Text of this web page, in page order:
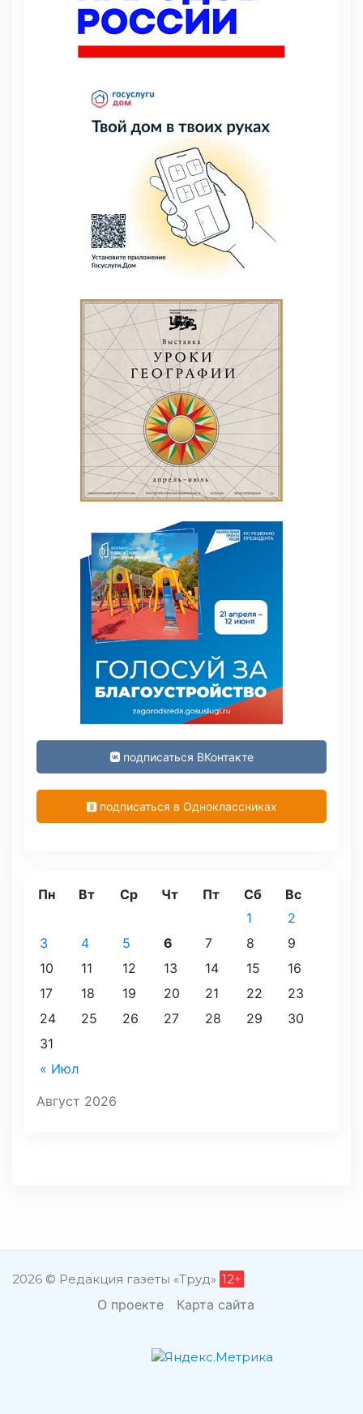
подписаться ВКонтакте
подписаться в Одноклассниках
Август 2026
Пн Вт Ср Чт Пт Сб Вс
« Июл
1
2
3
4 5 6 7 8
9
10
11 12 13 14 15
16
17
18 19 20 21 22
23
24
25 26 27 28 29
30
31
2026 © Редакция газеты «Труд» 12+
О проекте Карта сайта